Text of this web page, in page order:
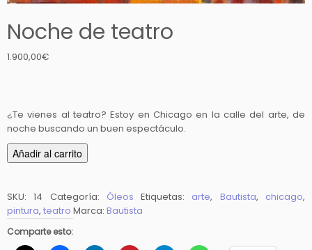
Noche de teatro
1.900,00€
¿Te vienes al teatro? Estoy en Chicago en la calle del arte, de
noche buscando un buen espectáculo.
o
h
e
d
Añadir al carrito
SKU:14 Categoría: Óleos Etiquetas: arte, Bautista, chicago,
pintura, teatro Marca: Bautista
Comparte esto: